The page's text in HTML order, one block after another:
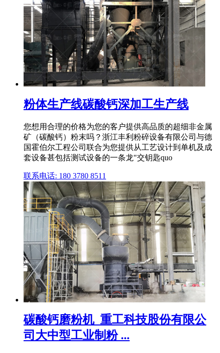
粉体生产线碳酸钙深加工生产线
您想用合理的价格为您的客户提供高品质的超细非金属
矿（碳酸钙）粉末吗？浙江丰利粉碎设备有限公司与德
国霍伯尔工程公司联合为您提供从工艺设计到单机及成
套设备甚包括测试设备的一条龙"交钥匙quo
联系电话: 180 3780 8511
碳酸钙磨粉机_重工科技股份有限公
司大中型工业制粉 ...